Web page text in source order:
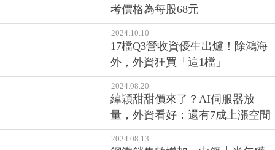
考價格為每股68元
2024.10.10
17檔Q3營收資優生出爐！除鴻海
外，外資狂買「這1檔」
2024.08.20
緯穎甜甜價來了？AI伺服器放
量，外資看好：還有7成上漲空間
2024.08.13